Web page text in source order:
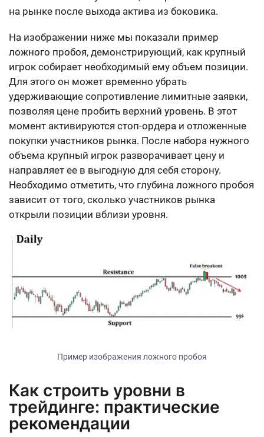
на рынке после выхода актива из боковика.
На изображении ниже мы показали пример
ложного пробоя, демонстрирующий, как крупный
игрок собирает необходимый ему объем позиции.
Для этого он может временно убрать
удерживающие сопротивление лимитные заявки,
позволяя цене пробить верхний уровень. В этот
момент активируются стоп-ордера и отложенные
покупки участников рынка. После набора нужного
объема крупный игрок разворачивает цену и
направляет ее в выгодную для себя сторону.
Необходимо отметить, что глубина ложного пробоя
зависит от того, сколько участников рынка
открыли позиции вблизи уровня.
Пример изображения ложного пробоя
Как строить уровни в
трейдинге: практические
рекомендации